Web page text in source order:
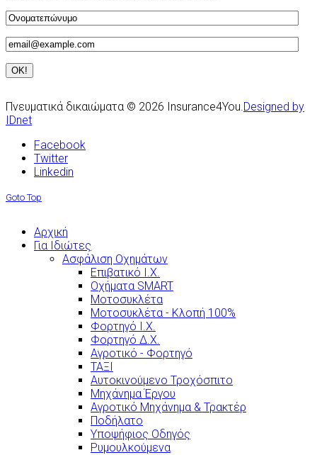
Πνευματικά δικαιώματα © 2026 Insurance4You.Designed by
IDnet
Facebook
Twitter
Linkedin
Goto Top
Αρχική
Για Ιδιώτες
Ασφάλιση Οχημάτων
Επιβατικό Ι.Χ.
Οχήματα SMART
Μοτοσυκλέτα
Μοτοσυκλέτα - Κλοπή 100%
Φορτηγό Ι.Χ.
Φορτηγό Δ.Χ.
Αγροτικό - Φορτηγό
ΤΑΞΙ
Αυτοκινούμενο Τροχόσπιτο
Μηχάνημα Έργου
Αγροτικό Μηχάνημα & Τρακτέρ
Ποδήλατο
Υποψήφιος Οδηγός
Ρυμουλκούμενα